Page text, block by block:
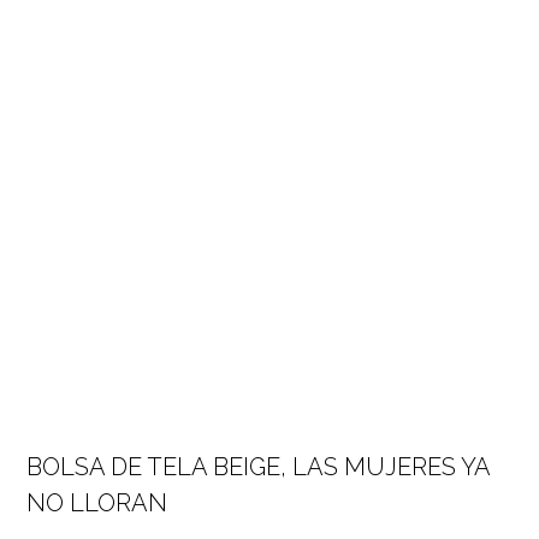
BOLSA DE TELA BEIGE, LAS MUJERES YA
NO LLORAN